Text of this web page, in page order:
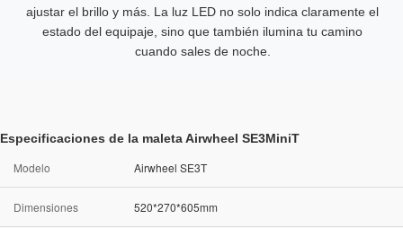
ajustar el brillo y más. La luz LED no solo indica claramente el
estado del equipaje, sino que también ilumina tu camino
cuando sales de noche.
Especificaciones de la maleta Airwheel SE3MiniT
Modelo Airwheel SE3T
Dimensiones 520*270*605mm